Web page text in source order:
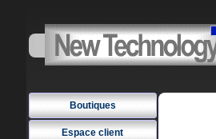
Boutiques
Espace client